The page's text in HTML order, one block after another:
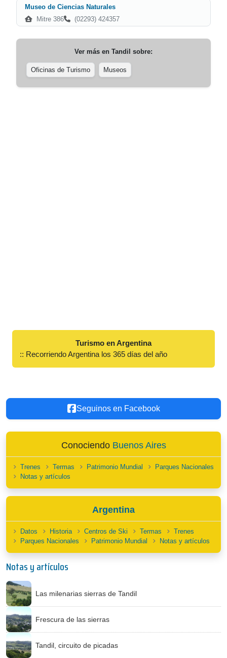
Museo de Ciencias Naturales
Mitre 386
(02293) 424357
Ver más en Tandil sobre:
Oficinas de Turismo Museos
Turismo en Argentina
:: Recorriendo Argentina los 365 días del año
Seguinos en Facebook
Conociendo Buenos Aires
Trenes Termas Patrimonio Mundial
Parques Nacionales
Notas y artículos
Argentina
Datos Historia Centros de Ski Termas
Trenes
Parques Nacionales
Patrimonio Mundial Notas y artículos
Notas y artículos
Las milenarias sierras de Tandil
Frescura de las sierras
Tandil, circuito de picadas